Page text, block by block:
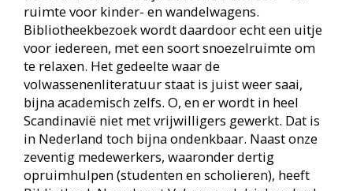
Over haar eigen inspiratie maakt ze zich geen
zorgen. ‘Ik mag nog twintig jaar werken en ik heb
er zin in. Als dat anders is, doe je duidelijk iets
niet goed. Ik realiseer me regelmatig hoe blij ik
mag zijn dat mijn wieg in een goed land met veel
mogelijkheden heeft gestaan.’